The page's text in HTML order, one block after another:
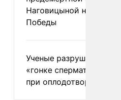
Наговицыной на пике
Победы
Ученые разрушили миф
«гонке
при оплодотворении